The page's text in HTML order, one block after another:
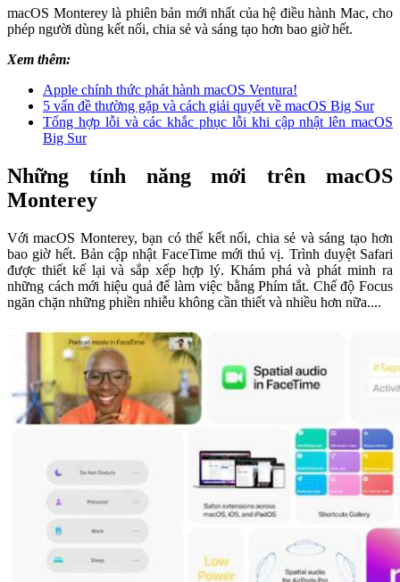
macOS Monterey là phiên bản mới nhất của hệ điều hành Mac, cho
phép người dùng kết nối, chia sẻ và sáng tạo hơn bao giờ hết.
Xem thêm:
Apple chính thức phát hành macOS Ventura!
5 vấn đề thường gặp và cách giải quyết về macOS Big Sur
Tổng hợp lỗi và các khắc phục lỗi khi cập nhật lên macOS
Big Sur
Những tính năng mới trên macOS
Monterey
Với macOS Monterey, bạn có thể kết nối, chia sẻ và sáng tạo hơn
bao giờ hết. Bản cập nhật FaceTime mới thú vị. Trình duyệt Safari
được thiết kế lại và sắp xếp hợp lý. Khám phá và phát minh ra
những cách mới hiệu quả để làm việc bằng Phím tắt. Chế độ Focus
ngăn chặn những phiền nhiễu không cần thiết và nhiều hơn nữa....